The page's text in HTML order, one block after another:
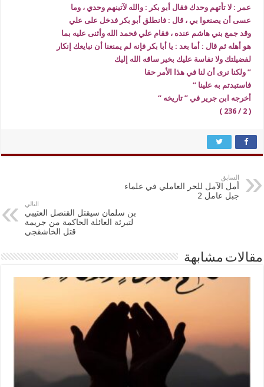
عمر : لا تأتهم وحدك فقال أبو بكر : والله لآتينهم وحدي ، وما
عسى أن يصنعوا بي ، قال : فانطلق أبو بكر فدخل على علي
وقد جمع بني هاشم عنده ، فقام علي فحمد الله وأثنى عليه بما
هو أهله ثم قال : أما بعد : يا أبا بكر فإنه لم يمنعنا أن نبايعك إنكار
لفضيلتك ولا نفاسة عليك بخير ساقه الله إليك
” ولكنا نرى أن لنا في هذا الأمر حقا
فاستبدتم به علينا “
أخرجه ابن جرير في ” تاريخه “
( 2 / 236 )
السابق
أمل الآمل للحر العاملي في علماء
جبل عامل 2
التالي
بن سلمان سيقتل القنصل العتيبي
لتبرئة العائلة الحاكمة من جريمة
قتل الخاشقجي
مقالات مشابهة